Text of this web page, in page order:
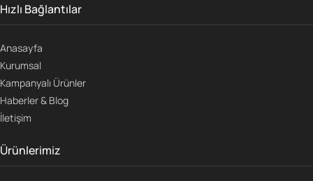
Hızlı Bağlantılar
Anasayfa
Kurumsal
Kampanyalı Ürünler
Haberler & Blog
İletişim
Ürünlerimiz